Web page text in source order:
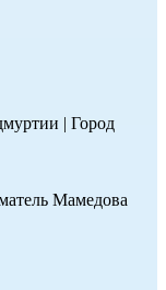
| Город
Мамедова